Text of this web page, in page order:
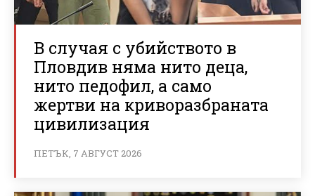
В случая с убийството в
Пловдив няма нито деца,
нито педофил, а само
жертви на криворазбраната
цивилизация
ПЕТЪК, 7 АВГУСТ 2026